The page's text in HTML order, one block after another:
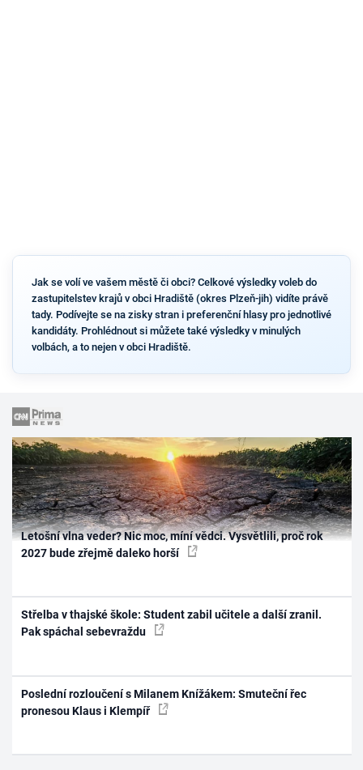
Jak se volí ve vašem městě či obci? Celkové výsledky voleb do
zastupitelstev krajů v obci Hradiště (okres Plzeň-jih) vidíte právě
tady. Podívejte se na zisky stran i preferenční hlasy pro jednotlivé
kandidáty. Prohlédnout si můžete také výsledky v minulých
volbách, a to nejen v obci Hradiště.
Letošní vlna veder? Nic moc, míní vědci. Vysvětlili, proč rok
2027 bude zřejmě daleko horší
Střelba v thajské škole: Student zabil učitele a další zranil.
Pak spáchal sebevraždu
Poslední rozloučení s Milanem Knížákem: Smuteční řec
pronesou Klaus i Klempíř